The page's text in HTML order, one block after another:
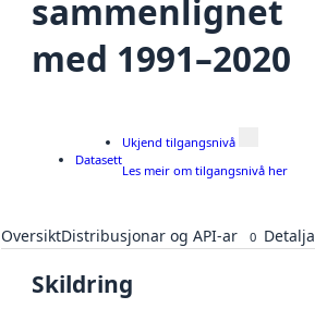
sammenlignet
med 1991–2020
Datasett
Ukjend tilgangsnivå
Les meir om tilgangsnivå her
OversiktDistribusjonar og API-ar 0
Skildring